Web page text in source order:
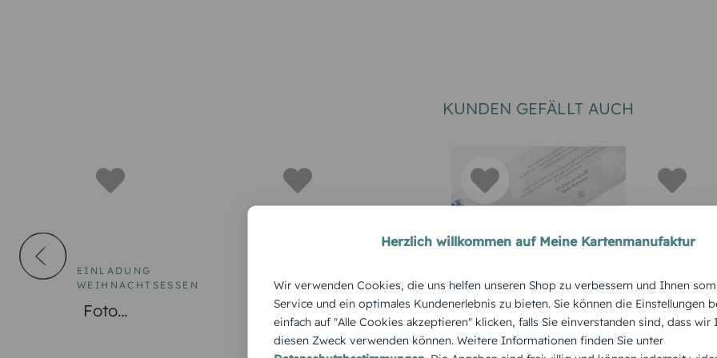
KUNDEN GEFÄLLT AUCH
EINLADUNG
WEIHNACHTSESSEN
Foto
WEIHNACHTSESSEN
Einladung
Weihnachten Privat
Foto
Weihnachtseinladun
g Reif
privat
Herzlich willkommen auf Meine Kartenmanufaktur
Wir verwenden Cookies, die uns helfen unseren Shop zu verbessern und Ihnen
Service und ein optimales Kundenerlebnis zu bieten. Sie können die Einstellungen
einfach auf "Alle Cookies akzeptieren" klicken, falls Sie einverstanden sind, dass
diesen Zweck verwenden können. Weitere Informationen finden Sie unter